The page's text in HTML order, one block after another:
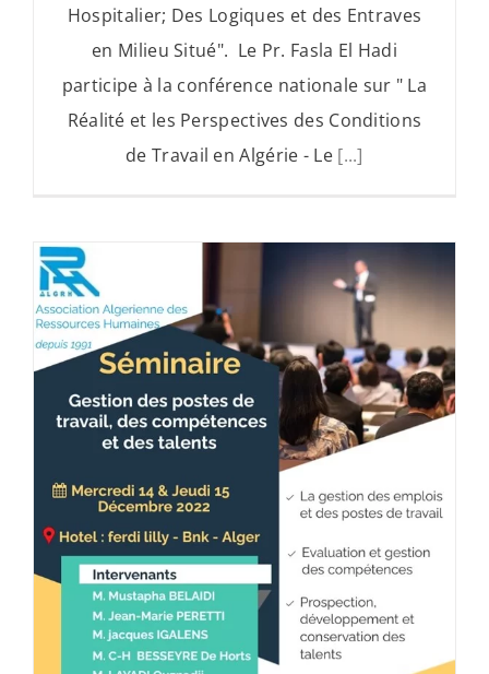
Hospitalier; Des Logiques et des Entraves
en Milieu Situé". Le Pr. Fasla El Hadi
participe à la conférence nationale sur " La
Réalité et les Perspectives des Conditions
de Travail en Algérie - Le [...]